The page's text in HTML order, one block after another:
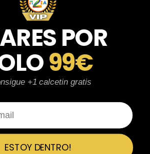
Morales
te avisan si hay algún problema con el
perfecto con caja original y
Recomendable 100%.
POR
99€
+1 calcetin gratis
ESTOY DENTRO!